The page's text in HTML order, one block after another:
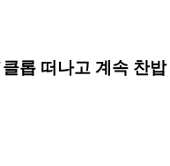
롭 떠나고 계속 찬